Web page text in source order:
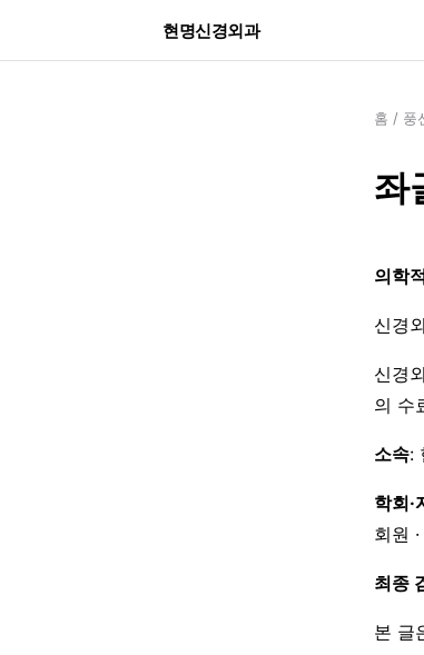
현명신경외과
홈 / 풍
좌
의학
신경
신경
의 수
소속:
학회·
회원
최종
본 글